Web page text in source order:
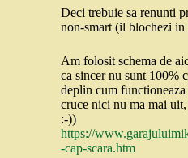
Deci trebuie sa renunti
non-smart (il blochezi
Am folosit schema de
ca sincer nu sunt 100%
deplin cum
cruce nici nu ma mai
:-))
https://
-cap-scara.htm